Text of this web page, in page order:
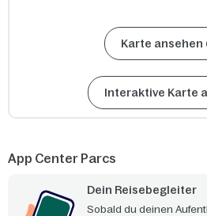
Karte ansehen
Interaktive Karte
App Center Parcs
Dein Reisebegleiter
Sobald du deinen